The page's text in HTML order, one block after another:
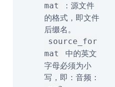
mat
：源文件
的格式，即文件
后缀名。
source_for
mat
中的英文
字母必须为小
写，即：音频：